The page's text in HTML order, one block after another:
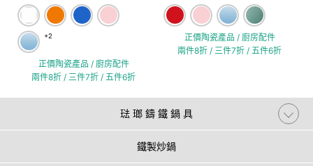
+2
正價陶瓷產品 / 廚房配件
兩件8折 / 三件7折 / 五件6折
正價陶瓷產品 / 廚房配件
兩件8折 / 三件7折 / 五件6折
琺 瑯 鑄 鐵 鍋 具
鐵製炒鍋